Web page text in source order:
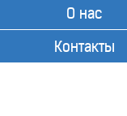
О нас
Контакты